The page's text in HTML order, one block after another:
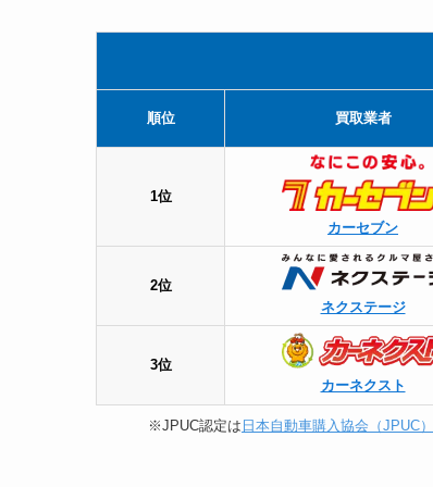
順位 買取業者
1位
カーセブン
2位
ネクステージ
3位
カーネクスト
※JPUC認定は 日本自動車購入協会（JPUC）